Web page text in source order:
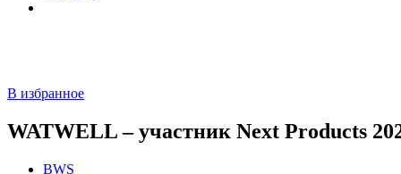
В избранное
WATWELL – участник Next Products
BWS